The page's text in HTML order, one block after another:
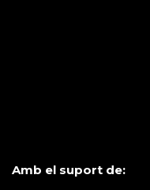
Amb el suport de: